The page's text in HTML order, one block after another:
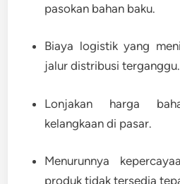
pasokan bahan baku.
Biaya logistik yang
jalur distribusi terganggu.
Lonjakan harga
kelangkaan di pasar.
Menurunnya
produk tidak tersedia